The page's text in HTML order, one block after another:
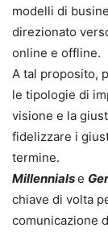
modelli di
direzionato
online e offline.
A tal proposito,
le tipologie di
visione e la
fidelizzare i
termine.
Millennialse
chiave di volta
comunicazione